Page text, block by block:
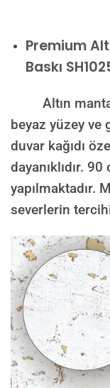
Premium
Baskı
Altın mantar
beyaz yüzey ve
duvar kağıdı
dayanıklıdır.
yapılmaktadır.
severlerin